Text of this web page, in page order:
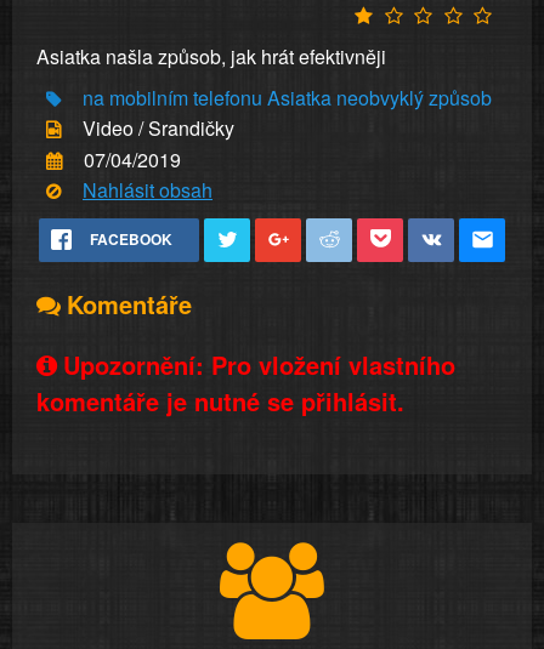
Asiatka našla způsob, jak hrát efektivněji
na mobilním telefonu Asiatka neobvyklý způsob
Video / Srandičky
07/04/2019
Nahlásit obsah
FACEBOOK
Komentáře
Upozornění: Pro vložení vlastního
komentáře je nutné se přihlásit.